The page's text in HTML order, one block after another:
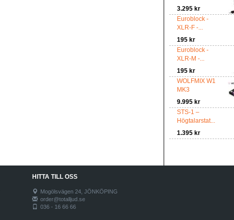
3.295 kr
Euroblock -
XLR-F -...
195 kr
Euroblock -
XLR-M -...
195 kr
WOLFMIX W1
MK3
9.995 kr
STS-1 –
Högtalarstat...
1.395 kr
HITTA TILL OSS
Mogölsvägen 24, JÖNKÖPING
order@totalljud.se
036 - 16 66 66